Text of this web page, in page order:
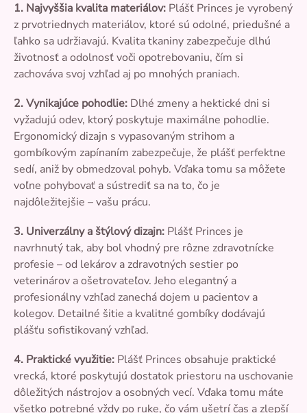
1. Najvyššia kvalita materiálov: Plášť Princes je vyrobený
z prvotriednych materiálov, ktoré sú odolné, priedušné a
ľahko sa udržiavajú. Kvalita tkaniny zabezpečuje dlhú
životnosť a odolnosť voči opotrebovaniu, čím si
zachováva svoj vzhľad aj po mnohých praniach.
2. Vynikajúce pohodlie: Dlhé zmeny a hektické dni si
vyžadujú odev, ktorý poskytuje maximálne pohodlie.
Ergonomický dizajn s vypasovaným strihom a
gombíkovým zapínaním zabezpečuje, že plášť perfektne
sedí, aniž by obmedzoval pohyb. Vďaka tomu sa môžete
voľne pohybovať a sústrediť sa na to, čo je
najdôležitejšie – vašu prácu.
3. Univerzálny a štýlový dizajn: Plášť Princes je
navrhnutý tak, aby bol vhodný pre rôzne zdravotnícke
profesie – od lekárov a zdravotných sestier po
veterinárov a ošetrovateľov. Jeho elegantný a
profesionálny vzhľad zanechá dojem u pacientov a
kolegov. Detailné šitie a kvalitné gombíky dodávajú
plášťu sofistikovaný vzhľad.
4. Praktické využitie: Plášť Princes obsahuje praktické
vrecká, ktoré poskytujú dostatok priestoru na uschovanie
dôležitých nástrojov a osobných vecí. Vďaka tomu máte
všetko potrebné vždy po ruke, čo vám ušetrí čas a zlepší